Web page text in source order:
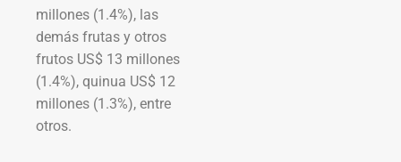
millones (1.4%), las
demás frutas y otros
frutos US$ 13 millones
(1.4%), quinua US$ 12
millones (1.3%), entre
otros.